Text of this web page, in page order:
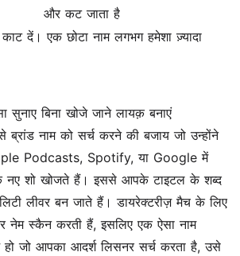
और कट जाता है
दें। एक छोटा नाम लगभग हमेशा ज़्यादा
सुनाए बिना खोजे जाने लायक़ बनाएं
ब्रांड नाम को सर्च करने की बजाय जो उन्होंने
Podcasts, Spotify, या Google में
नए शो खोजते हैं। इससे आपके टाइटल के शब्द
लीवर बन जाते हैं। डायरेक्टरीज़ मैच के लिए
नेम स्कैन करती हैं, इसलिए एक ऐसा नाम
जो आपका आदर्श लिसनर सर्च करता है, उसे